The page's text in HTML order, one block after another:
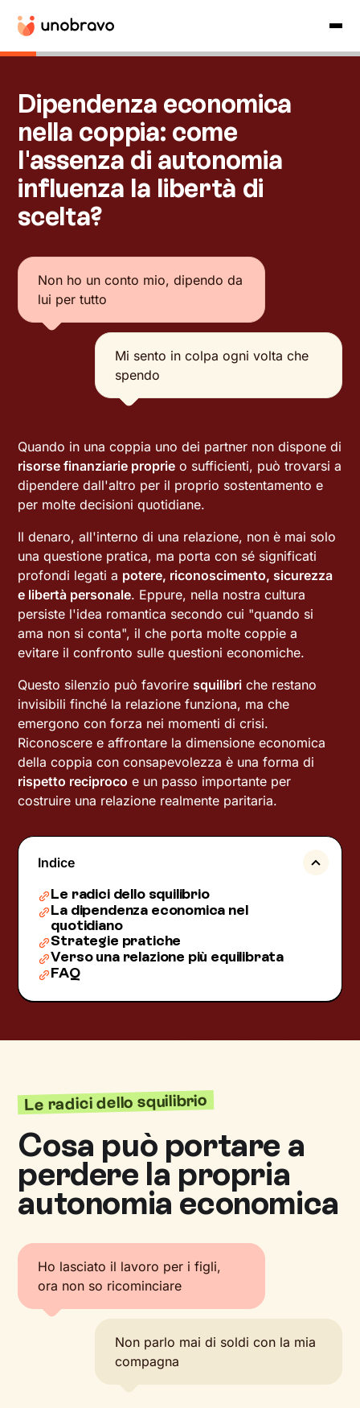
Dipendenza economica
nella coppia: come
l'assenza di autonomia
influenza la libertà di
scelta?
Non ho un conto mio, dipendo da
lui per tutto
Mi sento in colpa ogni volta che
spendo
Quando in una coppia uno dei partner non dispone di
risorse finanziarie proprie o sufficienti, può trovarsi a
dipendere dall'altro per il proprio sostentamento e
per molte decisioni quotidiane.
Il denaro, all'interno di una relazione, non è mai solo
una questione pratica, ma porta con sé significati
profondi legati a potere, riconoscimento, sicurezza
e libertà personale. Eppure, nella nostra cultura
persiste l'idea romantica secondo cui "quando si
ama non si conta", il che porta molte coppie a
evitare il confronto sulle questioni economiche.
Questo silenzio può favorire squilibri che restano
invisibili finché la relazione funziona, ma che
emergono con forza nei momenti di crisi.
Riconoscere e affrontare la dimensione economica
della coppia con consapevolezza è una forma di
rispetto reciproco e un passo importante per
costruire una relazione realmente paritaria.
Indice
Le radici dello squilibrio
La dipendenza economica nel
quotidiano
Strategie pratiche
Verso una relazione più equilibrata
FAQ
Le radici dello squilibrio
Cosa può portare a
perdere la propria
autonomia economica
Ho lasciato il lavoro per i figli,
ora non so ricominciare
Non parlo mai di soldi con la mia
compagna